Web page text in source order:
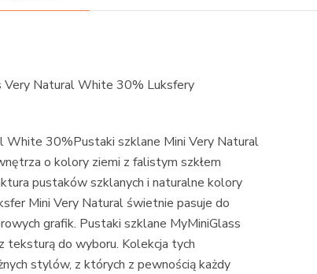
Very Natural White 30% Luksfery
White 30%Pustaki szklane Mini Very Natural
o kolory ziemi z falistym szkłem
pustaków szklanych i naturalne kolory
Mini Very Natural świetnie pasuje do
grafik. Pustaki szklane MyMiniGlass
teksturą do wyboru. Kolekcja tych
stylów, z których z pewnością każdy